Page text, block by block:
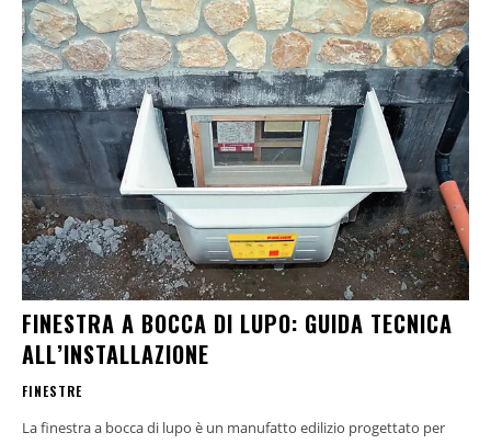
FINESTRA A BOCCA DI LUPO: GUIDA TECNICA
ALL’INSTALLAZIONE
FINESTRE
La finestra a bocca di lupo è un manufatto edilizio progettato per